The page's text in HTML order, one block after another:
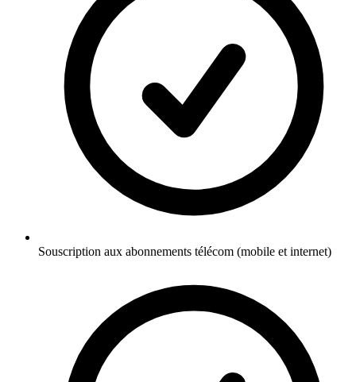
Souscription aux abonnements télécom (mobile et internet)